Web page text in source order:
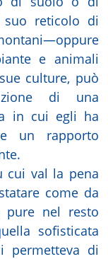
reticolo di
e animali
culture, può
di una
in cui egli ha
un rapporto
cui val la pena
come da
pure nel resto
sofisticata
permetteva di